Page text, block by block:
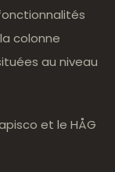
colonne
au niveau
et le HÅG